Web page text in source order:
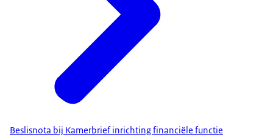
Beslisnota bij Kamerbrief inrichting financiële functie